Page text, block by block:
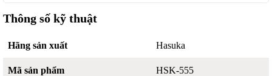
Thông số kỹ thuật
Hãng sản xuất Hasuka
Mã sản phẩm HSK-555